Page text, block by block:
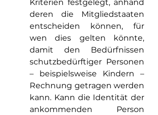
Kriterien festgelegt, anhand
deren die Mitgliedstaaten
entscheiden können, für
wen dies gelten könnte,
damit den Bedürfnissen
schutzbedürftiger Personen
– beispielsweise Kindern –
Rechnung getragen werden
kann. Kann die Identität der
ankommenden Person